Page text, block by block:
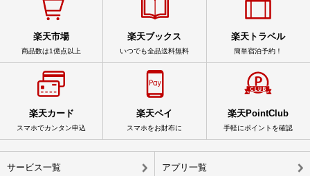
楽天市場
商品数は1億点以上
楽天ブックス
いつでも全品送料無料
楽天トラベル
簡単宿泊予約！
楽天カード
スマホでカンタン申込
楽天ペイ
スマホをお財布に
楽天PointClub
手軽にポイントを確認
サービス一覧 アプリ一覧